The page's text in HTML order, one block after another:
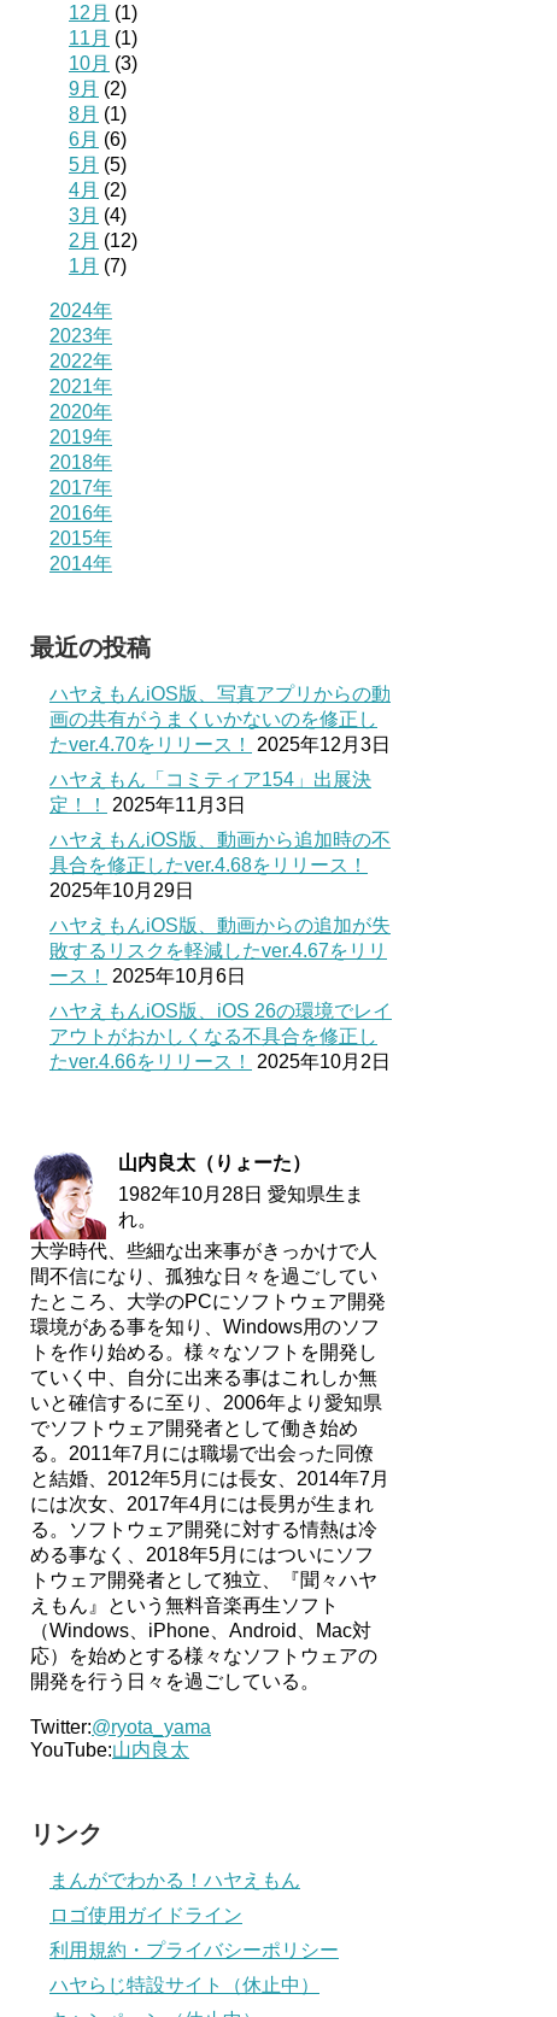
12月 (1)
11月 (1)
10月 (3)
9月 (2)
8月 (1)
6月 (6)
5月 (5)
4月 (2)
3月 (4)
2月 (12)
1月 (7)
2024年
2023年
2022年
2021年
2020年
2019年
2018年
2017年
2016年
2015年
2014年
最近の投稿
ハヤえもんiOS版、写真アプリからの動
画の共有がうまくいかないのを修正し
たver.4.70をリリース！
2025年12月3日
ハヤえもん「コミティア154」出展決
定！！
2025年11月3日
ハヤえもんiOS版、動画から追加時の不
具合を修正したver.4.68をリリース！
2025年10月29日
ハヤえもんiOS版、動画からの追加が失
敗するリスクを軽減したver.4.67をリリ
ース！
2025年10月6日
ハヤえもんiOS版、iOS 26の環境でレイ
アウトがおかしくなる不具合を修正し
たver.4.66をリリース！
2025年10月2日
山内良太（りょーた）
1982年10月28日 愛知県生ま
れ。
大学時代、些細な出来事がきっかけで人
間不信になり、孤独な日々を過ごしてい
たところ、大学のPCにソフトウェア開発
環境がある事を知り、Windows用のソフ
トを作り始める。様々なソフトを開発し
ていく中、自分に出来る事はこれしか無
いと確信するに至り、2006年より愛知県
でソフトウェア開発者として働き始め
る。2011年7月には職場で出会った同僚
と結婚、2012年5月には長女、2014年7月
には次女、2017年4月には長男が生まれ
る。ソフトウェア開発に対する情熱は冷
める事なく、2018年5月にはついにソフ
トウェア開発者として独立、『聞々ハヤ
えもん』という無料音楽再生ソフト
（Windows、iPhone、Android、Mac対
応）を始めとする様々なソフトウェアの
開発を行う日々を過ごしている。
Twitter:@ryota_yama
YouTube:山内良太
リンク
まんがでわかる！ハヤえもん
ロゴ使用ガイドライン
利用規約・プライバシーポリシー
ハヤらじ特設サイト（休止中）